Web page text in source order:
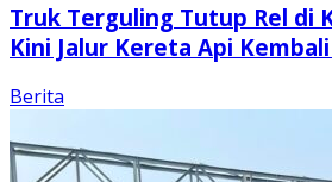
Truk Terguling Tutup Rel di
Kini Jalur Kereta Api
Berita